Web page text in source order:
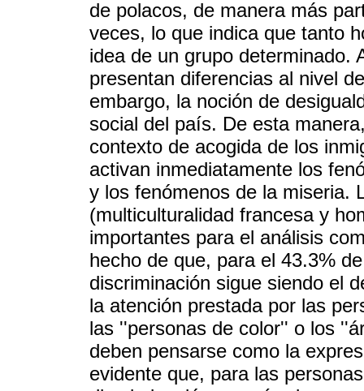
de polacos, de manera más
veces, lo que indica que tanto
idea de un grupo determinado.
presentan diferencias al nivel
embargo, la noción de
social del país. De esta
contexto de acogida de los
activan inmediatamente los
y los fenómenos de la miseria.
(multiculturalidad francesa y
importantes para el análisis
hecho de que, para el 43.3%
discriminación sigue siendo el
la atención prestada por las
las ''personas de color'' o los
deben pensarse como la
evidente que, para las